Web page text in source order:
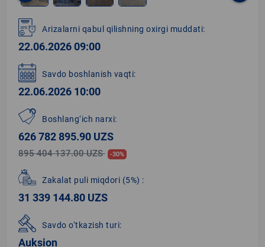
1
of
4
Arizalarni qabul qilishning oxirgi muddati:
22.06.2026 09:00
Savdo boshlanish vaqti:
22.06.2026 10:00
Boshlang‘ich narxi:
626 782 895.90 UZS
895 404 137.00 UZS -30%
Zakalat puli miqdori (5%) :
31 339 144.80 UZS
Savdo o‘tkazish turi:
Auksion